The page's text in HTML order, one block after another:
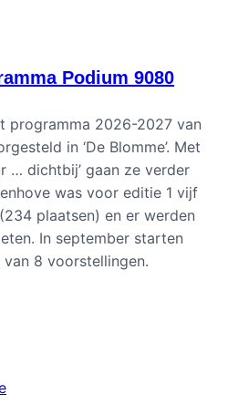
Podium 9080
programma 2026-2027 van
in ‘De Blomme’. Met
… dichtbij’ gaan ze verder
was voor editie 1 vijf
plaatsen) en er werden
In september starten
8 voorstellingen.